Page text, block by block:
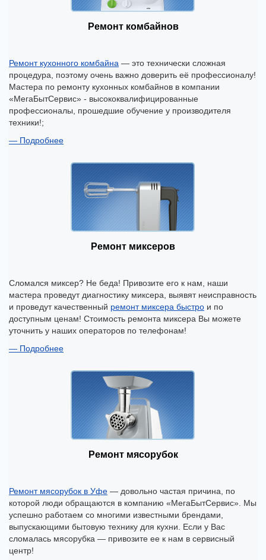
Ремонт комбайнов
Ремонт кухонного комбайна — это технически сложная
процедура, поэтому очень важно доверить её профессионалу!
Мастера по ремонту кухонных комбайнов в компании
«МегаБытСервис» - высококвалифицированные
профессионалы, прошедшие обучение у производителя
техники!;
Подробнее
Ремонт миксеров
Сломался миксер? Не беда! Привозите его к нам, наши
мастера проведут диагностику миксера, выявят неисправность
и проведут качественный ремонт миксера быстро и по
доступным ценам! Стоимость ремонта миксера Вы можете
уточнить у наших операторов по телефонам!
Подробнее
Ремонт мясорубок
Ремонт мясорубок в Уфе — довольно частая причина, по
которой люди обращаются в компанию «МегаБытСервис». Мы
успешно работаем со многими известными брендами,
выпускающими бытовую технику для кухни. Если у Вас
сломалась мясорубка — привозите ее к нам в сервисный
центр!